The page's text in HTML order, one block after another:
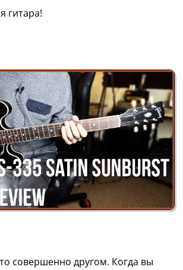
гитара!
совершенно другом. Когда вы